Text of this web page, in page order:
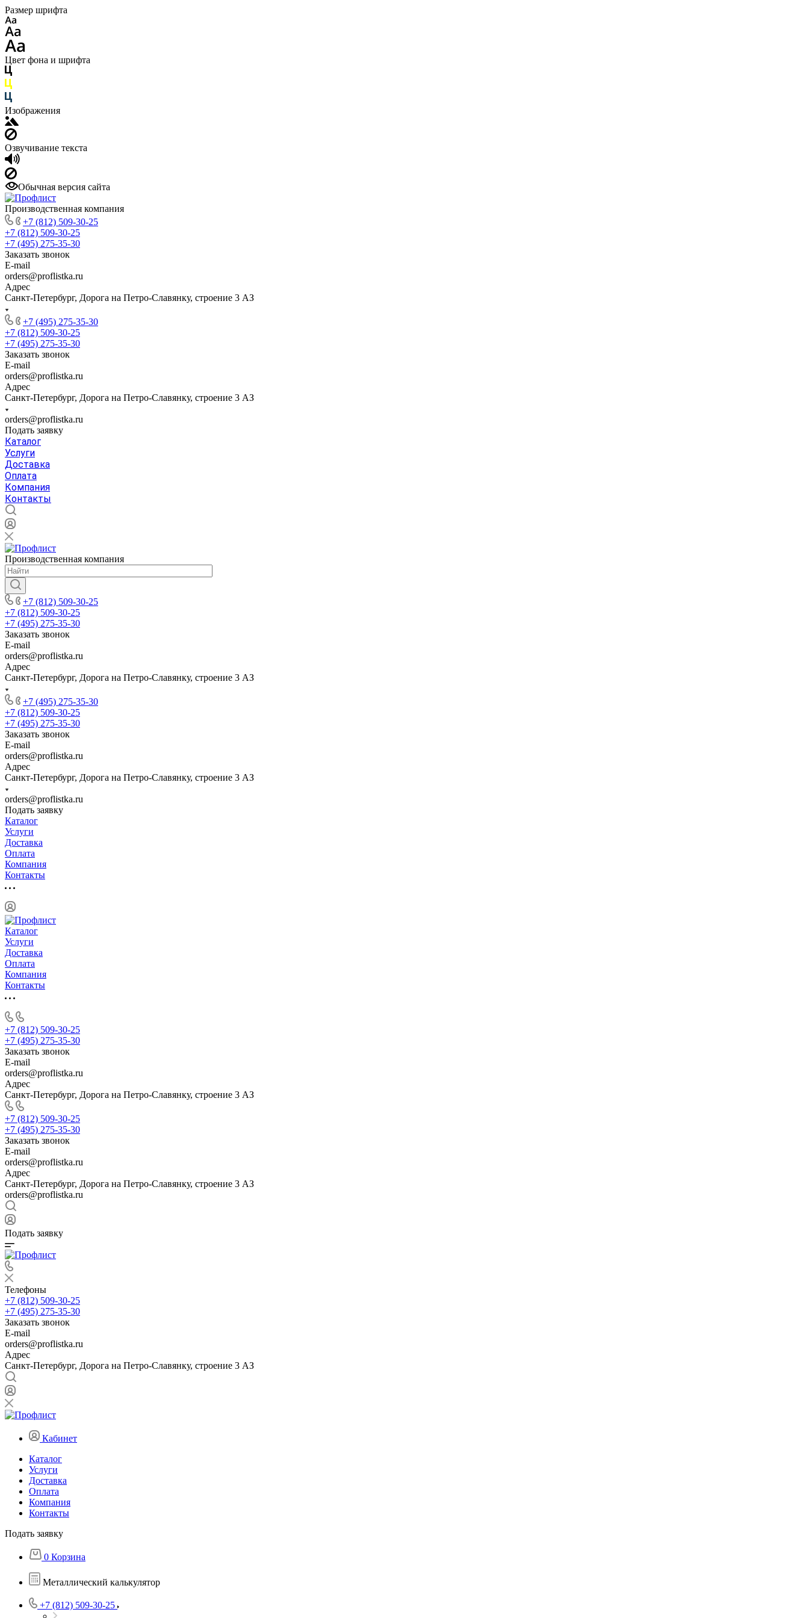
Размер шрифта
Цвет фона и шрифта
Изображения
Озвучивание текста
Обычная версия сайта
Производственная компания
+7 (812) 509-30-25
+7 (812) 509-30-25
+7 (495) 275-35-30
Заказать звонок
E-mail
orders@proflistka.ru
Адрес
Санкт-Петербург, Дорога на Петро-Славянку, строение 3 АЗ
+7 (495) 275-35-30
+7 (812) 509-30-25
+7 (495) 275-35-30
Заказать звонок
E-mail
orders@proflistka.ru
Адрес
Санкт-Петербург, Дорога на Петро-Славянку, строение 3 АЗ
orders@proflistka.ru
Подать заявку
Каталог
Услуги
Доставка
Оплата
Компания
Контакты
Производственная компания
+7 (812) 509-30-25
+7 (812) 509-30-25
+7 (495) 275-35-30
Заказать звонок
E-mail
orders@proflistka.ru
Адрес
Санкт-Петербург, Дорога на Петро-Славянку, строение 3 АЗ
+7 (495) 275-35-30
+7 (812) 509-30-25
+7 (495) 275-35-30
Заказать звонок
E-mail
orders@proflistka.ru
Адрес
Санкт-Петербург, Дорога на Петро-Славянку, строение 3 АЗ
orders@proflistka.ru
Подать заявку
Каталог
Услуги
Доставка
Оплата
Компания
Контакты
Каталог
Услуги
Доставка
Оплата
Компания
Контакты
+7 (812) 509-30-25
+7 (495) 275-35-30
Заказать звонок
E-mail
orders@proflistka.ru
Адрес
Санкт-Петербург, Дорога на Петро-Славянку, строение 3 АЗ
+7 (812) 509-30-25
+7 (495) 275-35-30
Заказать звонок
E-mail
orders@proflistka.ru
Адрес
Санкт-Петербург, Дорога на Петро-Славянку, строение 3 АЗ
orders@proflistka.ru
Подать заявку
Телефоны
+7 (812) 509-30-25
+7 (495) 275-35-30
Заказать звонок
E-mail
orders@proflistka.ru
Адрес
Санкт-Петербург, Дорога на Петро-Славянку, строение 3 АЗ
Кабинет
Каталог
Услуги
Доставка
Оплата
Компания
Контакты
Подать заявку
0 Корзина
Металлический калькулятор
+7 (812) 509-30-25